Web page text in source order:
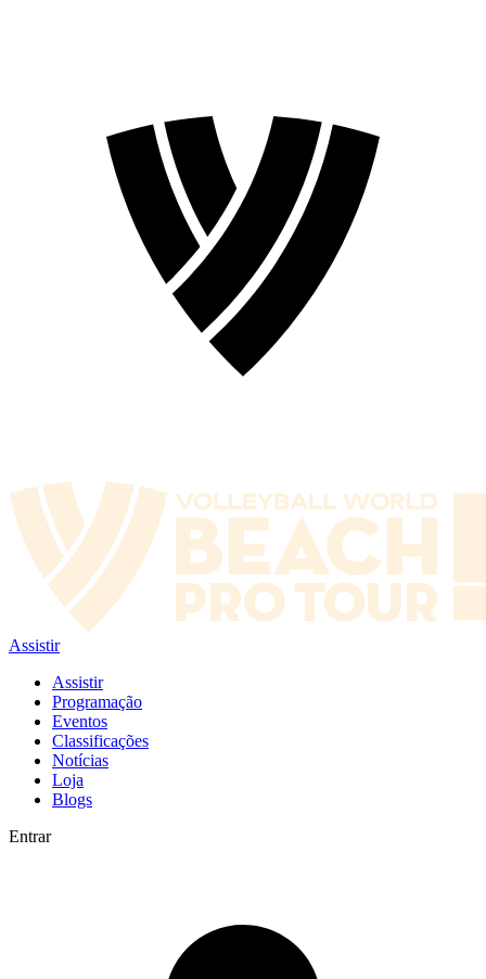
Assistir
Assistir
Programação
Eventos
Classificações
Notícias
Loja
Blogs
Entrar